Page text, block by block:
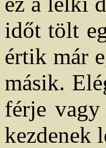
időt tölt
értik már
másik.
férje
kezdenek